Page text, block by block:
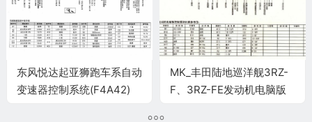
东风悦达起亚狮跑车系自动
变速器控制系统(F4A42)
MK_丰田陆地巡洋舰3RZ-
F、3RZ-FE发动机电脑版